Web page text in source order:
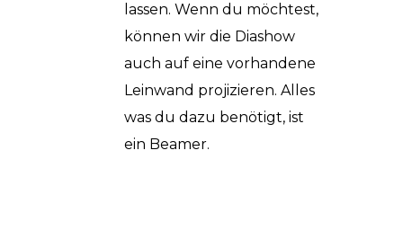
lassen. Wenn du möchtest,
können wir die Diashow
auch auf eine vorhandene
Leinwand projizieren. Alles
was du dazu benötigt, ist
ein Beamer.